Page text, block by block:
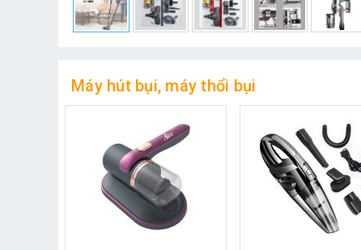
Máy hút bụi, máy thổi bụi